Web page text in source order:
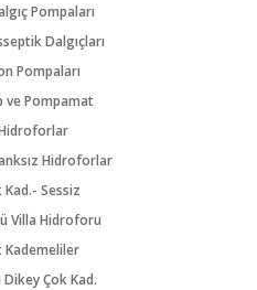
Pompaları
Dalgıçları
Pompaları
ve Pompamat
Hidroforlar
Kad.- Sessiz
Villa Hidroforu
Kademeliler
Dikey Çok Kad.